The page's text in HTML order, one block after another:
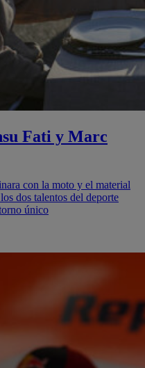
Fati y Marc
con la moto y el material
dos talentos del deporte
único